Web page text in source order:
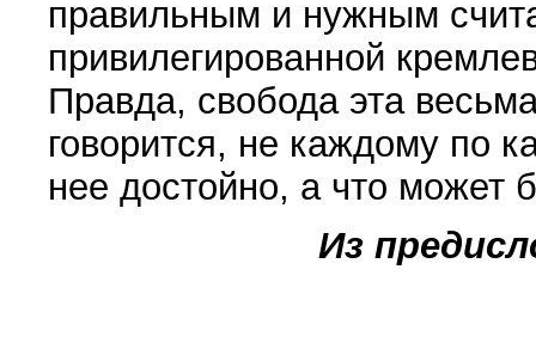
правильным и нужным
привилегированной
Правда, свобода эта
говорится, не каждому по
нее достойно, а что может
Из